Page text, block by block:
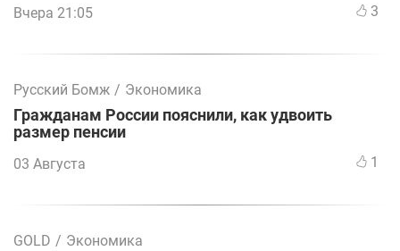
Вчера 21:05 3
Русский Бомж / Экономика
Гражданам России пояснили, как удвоить
размер пенсии
03 Августа 1
GOLD / Экономика